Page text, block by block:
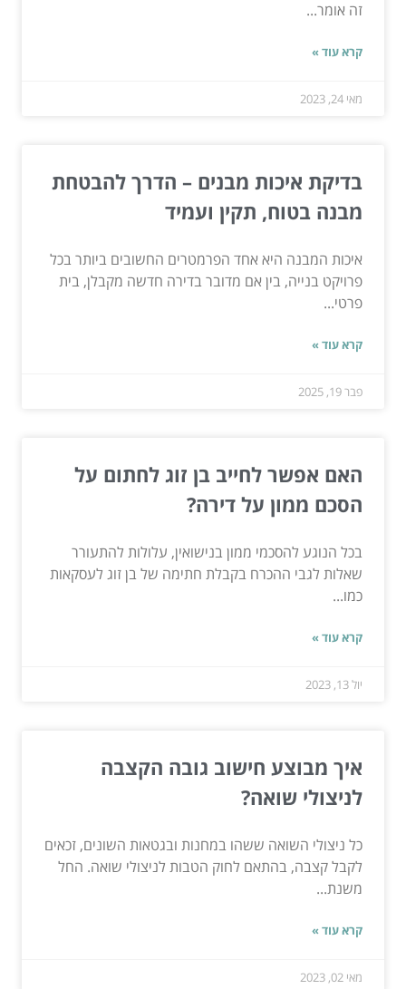
זה אומר...
קרא עוד »
מאי 24, 2023
בדיקת איכות מבנים – הדרך להבטחת
מבנה בטוח, תקין ועמיד
איכות המבנה היא אחד הפרמטרים החשובים ביותר בכל
פרויקט בנייה, בין אם מדובר בדירה חדשה מקבלן, בית
פרטי...
קרא עוד »
פבר 19, 2025
האם אפשר לחייב בן זוג לחתום על
הסכם ממון על דירה?
בכל הנוגע להסכמי ממון בנישואין, עלולות להתעורר
שאלות לגבי ההכרח בקבלת חתימה של בן זוג לעסקאות
כמו...
קרא עוד »
יול 13, 2023
איך מבוצע חישוב גובה הקצבה
לניצולי שואה?
כל ניצולי השואה ששהו במחנות ובגטאות השונים, זכאים
לקבל קצבה, בהתאם לחוק הטבות לניצולי שואה. החל
משנת...
קרא עוד »
מאי 02, 2023